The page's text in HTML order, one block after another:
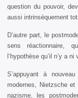
question du pouvoir,
aussi intrinsèquement
D’autre part, le
sens réactionnaire,
l’hypothèse qu’il n’y a
S’appuyant à
modernes, Nietzsche
nazisme, les